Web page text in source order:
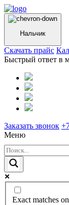
Нальчик
Cкачать прайс
Быстрый ответ в
Заказать звонок
Меню
Exact matches